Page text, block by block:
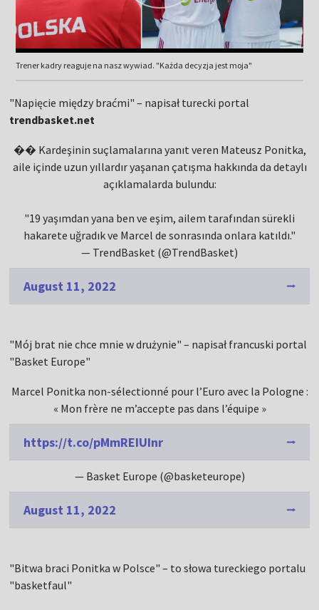
Trener kadry reaguje na nasz wywiad. "Każda decyzja jest moja"
"Napięcie między braćmi" – napisał turecki portal
trendbasket.net
��️ Kardeşinin suçlamalarına yanıt veren Mateusz Ponitka,
aile içinde uzun yıllardır yaşanan çatışma hakkında da detaylı
açıklamalarda bulundu:
"19 yaşımdan yana ben ve eşim, ailem tarafından sürekli
hakarete uğradık ve Marcel de sonrasında onlara katıldı."
— TrendBasket (@TrendBasket)
August 11, 2022
"Mój brat nie chce mnie w drużynie" – napisał francuski portal
"Basket Europe"
Marcel Ponitka non-sélectionné pour l’Euro avec la Pologne :
« Mon frère ne m’accepte pas dans l’équipe »
https://t.co/pMmREIUInr
— Basket Europe (@basketeurope)
August 11, 2022
"Bitwa braci Ponitka w Polsce" – to słowa tureckiego portalu
"basketfaul"